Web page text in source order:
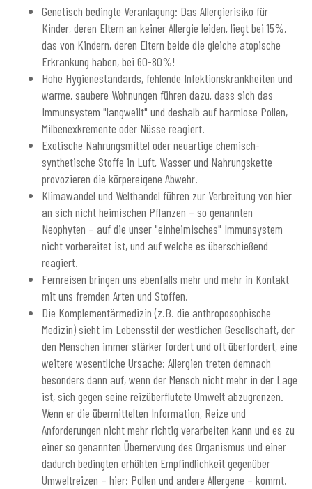
Genetisch bedingte Veranlagung: Das Allergierisiko für
Kinder, deren Eltern an keiner Allergie leiden, liegt bei 15%,
das von Kindern, deren Eltern beide die gleiche atopische
Erkrankung haben, bei 60-80%!
Hohe Hygienestandards, fehlende Infektionskrankheiten und
warme, saubere Wohnungen führen dazu, dass sich das
Immunsystem "langweilt" und deshalb auf harmlose Pollen,
Milbenexkremente oder Nüsse reagiert.
Exotische Nahrungsmittel oder neuartige chemisch-
synthetische Stoffe in Luft, Wasser und Nahrungskette
provozieren die körpereigene Abwehr.
Klimawandel und Welthandel führen zur Verbreitung von hier
an sich nicht heimischen Pflanzen – so genannten
Neophyten – auf die unser "einheimisches" Immunsystem
nicht vorbereitet ist, und auf welche es überschießend
reagiert.
Fernreisen bringen uns ebenfalls mehr und mehr in Kontakt
mit uns fremden Arten und Stoffen.
Die Komplementärmedizin (z.B. die anthroposophische
Medizin) sieht im Lebensstil der westlichen Gesellschaft, der
den Menschen immer stärker fordert und oft überfordert, eine
weitere wesentliche Ursache: Allergien treten demnach
besonders dann auf, wenn der Mensch nicht mehr in der Lage
ist, sich gegen seine reizüberflutete Umwelt abzugrenzen.
Wenn er die übermittelten Information, Reize und
Anforderungen nicht mehr richtig verarbeiten kann und es zu
einer so genannten Übernervung des Organismus und einer
dadurch bedingten erhöhten Empfindlichkeit gegenüber
Umweltreizen – hier: Pollen und andere Allergene – kommt.